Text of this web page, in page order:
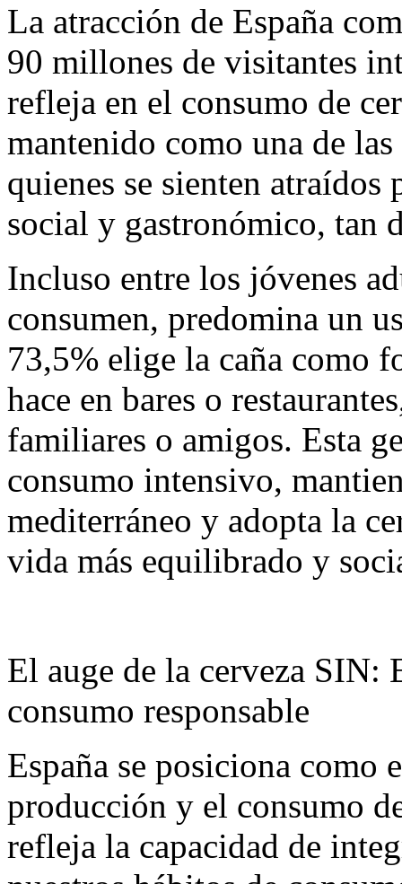
La atracción de España
90 millones de visitantes
refleja en el consumo de
mantenido como una de
quienes se sienten atraídos
social y gastronómico, tan
Incluso entre los jóvenes
consumen, predomina un
73,5% elige la caña como
hace en bares o
familiares o amigos. Esta
consumo intensivo,
mediterráneo y adopta la
vida más equilibrado y
El auge de la cerveza SIN:
consumo responsable
España se posiciona como
producción y el consumo
refleja la capacidad de